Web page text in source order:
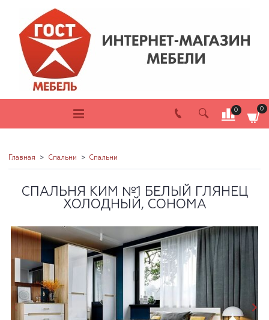
0 0
Главная Спальни Спальни
СПАЛЬНЯ КИМ №1 БЕЛЫЙ ГЛЯНЕЦ
ХОЛОДНЫЙ, СОНОМА